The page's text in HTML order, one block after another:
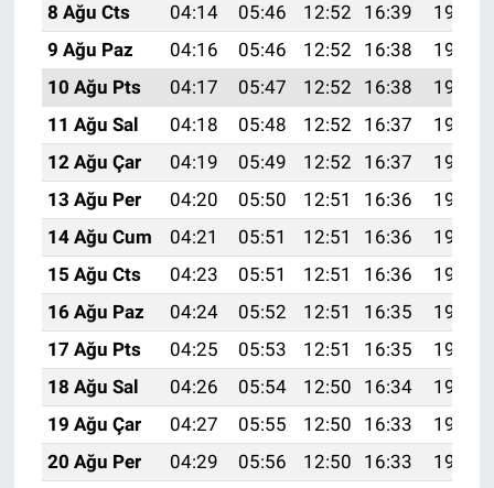
8 Ağu Cts
04:14 05:46 12:52 16:39
19:49
9 Ağu Paz
04:16 05:46 12:52 16:38
19:48
10 Ağu Pts
04:17 05:47 12:52 16:38
19:47
11 Ağu Sal
04:18 05:48 12:52 16:37
19:46
12 Ağu Çar
04:19 05:49 12:52 16:37
19:44
13 Ağu Per
04:20 05:50 12:51 16:36
19:43
14 Ağu Cum
04:21 05:51 12:51 16:36
19:42
15 Ağu Cts
04:23 05:51 12:51 16:36
19:41
16 Ağu Paz
04:24 05:52 12:51 16:35
19:40
17 Ağu Pts
04:25 05:53 12:51 16:35
19:38
18 Ağu Sal
04:26 05:54 12:50 16:34
19:37
19 Ağu Çar
04:27 05:55 12:50 16:33
19:36
20 Ağu Per
04:29 05:56 12:50 16:33
19:35